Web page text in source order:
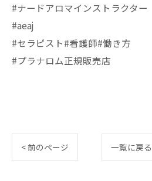
#ナードアロマインストラクター
#aeaj
#セラピスト#看護師#働き方
#プラナロム正規販売店
< 前のページ 一覧に戻る